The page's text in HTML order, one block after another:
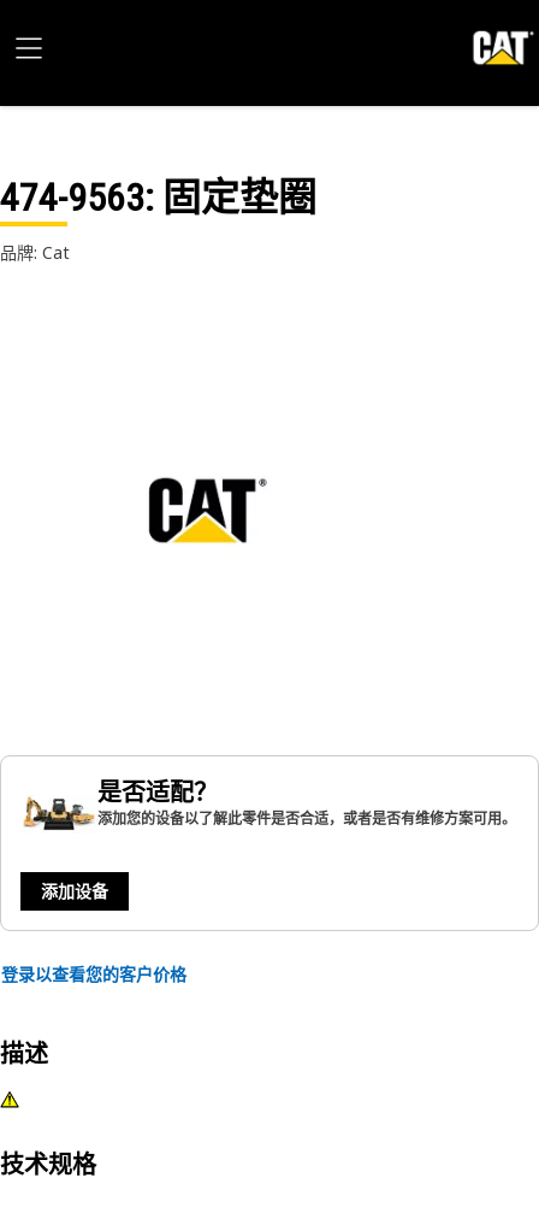
474-9563: 固定垫圈
品牌: Cat
是否适配？
添加您的设备以了解此零件是否合适，或者是否有维修方案可用。
添加设备
登录以查看您的客户价格
描述
技术规格